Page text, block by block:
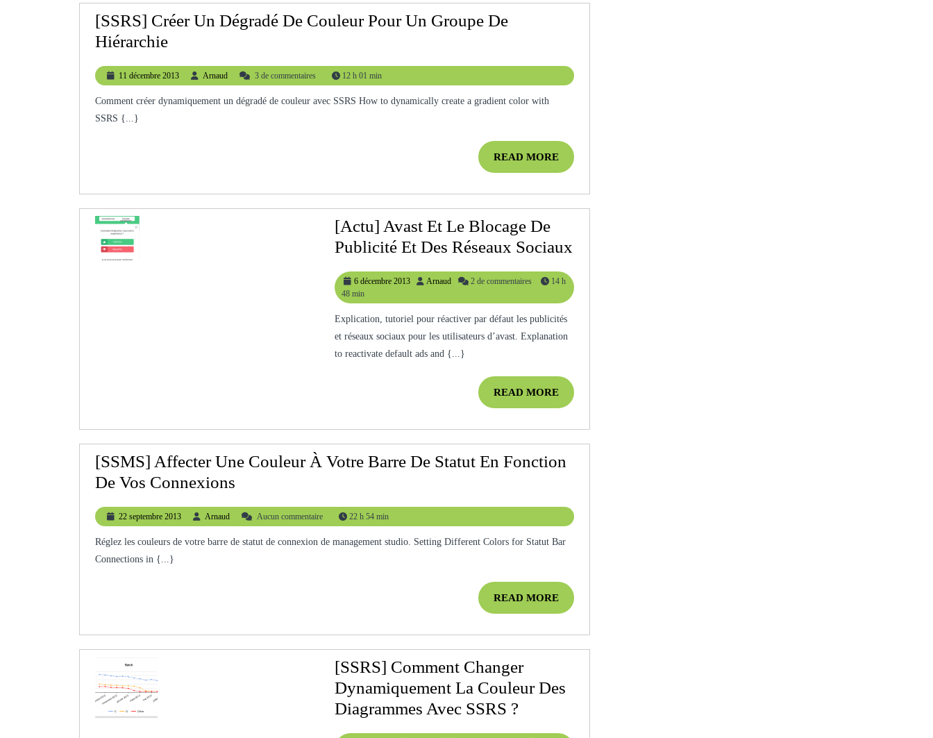
[SSRS] Créer Un Dégradé De Couleur Pour Un Groupe De
Hiérarchie[SSRS]
Créer
Un
Dégradé
Groupe
11 décembre 2013
11
décembre
2013
Arnaud Arnaud3 de commentaires 12 h 01 min
Comment créer dynamiquement un dégradé de couleur avec SSRS How to dynamically create a gradient color with
SSRS {...}
READ MOREREAD
MORE
[Actu] Avast Et Le Blocage De
Publicité Et Des Réseaux Sociaux
Et
Et
Réseaux
6 décembre 2013
6
2013
Arnaud Arnaud
2 de commentaires
14 h
48 min
Explication, tutoriel pour réactiver par défaut les publicités
et réseaux sociaux pour les utilisateurs d’avast. Explanation
to reactivate default ads and {...}
READ MOREREAD
MORE
[SSMS] Affecter Une Couleur À Votre Barre De Statut En Fonction
De Vos Connexions
Affecter
Une
Couleur
Statut
22 septembre 2013
22
septembre
2013
Arnaud ArnaudAucun commentaire 22 h 54 min
Réglez les couleurs de votre barre de statut de connexion de management studio. Setting Different Colors for Statut Bar
Connections in {...}
READ MOREREAD
MORE
[SSRS] Comment Changer
Dynamiquement La Couleur Des
Diagrammes Avec SSRS ?
Comment